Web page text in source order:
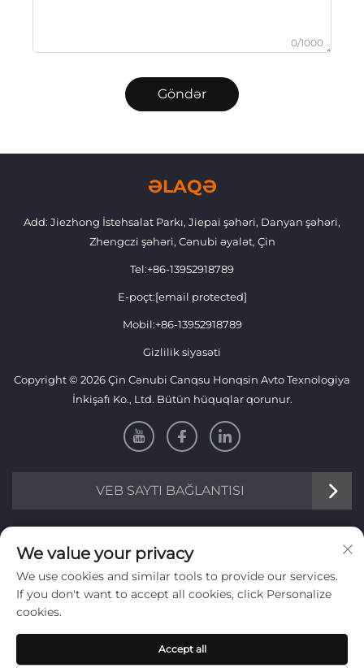
0/1000
Göndər
ƏLAQƏ
Add: Jiezhong İstehsalat Parkı, Jiepai şəhəri, Danyan şəhəri,
Zhengczi şəhəri, Cənubi əyalət, Çin
Tel:+86-13952918789
E-poçt:[email protected]
Mobil:+86-13952918789
Gizlilik siyasəti
Copyright © 2026 Çin Cənubi Canqsu Honqsin Avto Texnologiya
İnkişafı Ko., Ltd. Bütün hüquqlar qorunur.
VEB SAYTI BAĞLANTISI
Məlumat
Həftəlik bülletenimizi almaq üçün qeydiyyat olun
We value your privacy
We use cookies and similar tools to provide our services.
If you don't want to accept all cookies, click Personalize
cookies.
Accept all